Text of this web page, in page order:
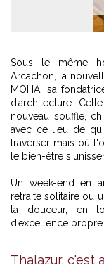
Sous le même
Arcachon, la
MOHA, sa
d’architecture.
nouveau souffle,
avec ce lieu de
traverser mais où
le bien-être
Un week-end en
retraite solitaire ou
la douceur, en
d’excellence
Thalazur, c'est